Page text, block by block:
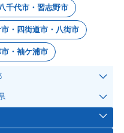
千代市・習志野市
・四街道市・八街市
・袖ケ浦市